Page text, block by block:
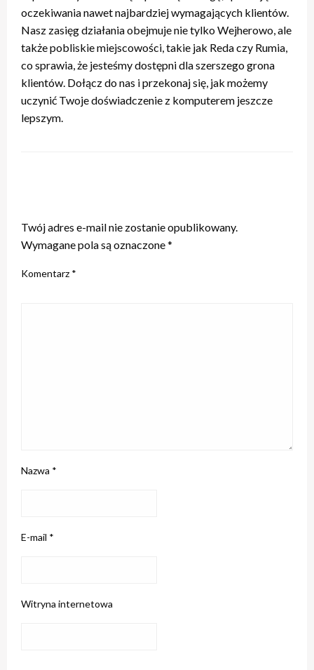
oczekiwania nawet najbardziej wymagających klientów.
Nasz zasięg działania obejmuje nie tylko Wejherowo, ale
także pobliskie miejscowości, takie jak Reda czy Rumia,
co sprawia, że jesteśmy dostępni dla szerszego grona
klientów. Dołącz do nas i przekonaj się, jak możemy
uczynić Twoje doświadczenie z komputerem jeszcze
lepszym.
Twój adres e-mail nie zostanie opublikowany.
Wymagane pola są oznaczone*
Komentarz *
Nazwa *
E-mail *
Witryna internetowa